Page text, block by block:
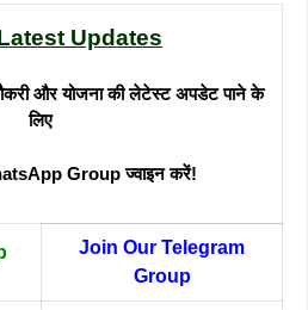
Updates
और योजना की लेटेस्ट अपडेट पाने के
लिए
Group ज्वाइन करें!
Join Our Telegram
Group